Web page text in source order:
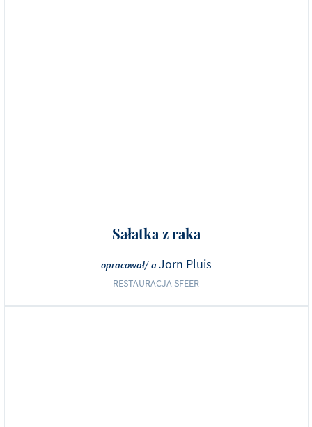
Sałatka z raka
opracował/-aJorn Pluis
RESTAURACJA SFEER